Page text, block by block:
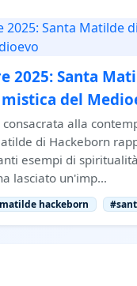
2025: Santa
del
consacrata alla
di Hackeborn
esempi di
lasciato un'imp…
hackeborn